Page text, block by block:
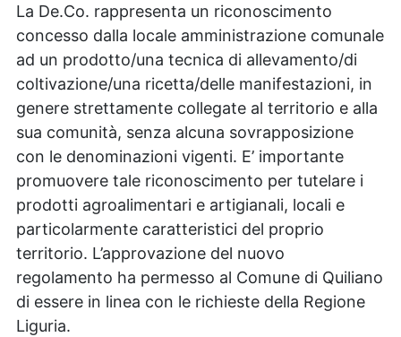
La De.Co. rappresenta un riconoscimento
concesso dalla locale amministrazione comunale
ad un prodotto/una tecnica di allevamento/di
coltivazione/una ricetta/delle manifestazioni, in
genere strettamente collegate al territorio e alla
sua comunità, senza alcuna sovrapposizione
con le denominazioni vigenti. E’ importante
promuovere tale riconoscimento per tutelare i
prodotti agroalimentari e artigianali, locali e
particolarmente caratteristici del proprio
territorio. L’approvazione del nuovo
regolamento ha permesso al Comune di Quiliano
di essere in linea con le richieste della Regione
Liguria.